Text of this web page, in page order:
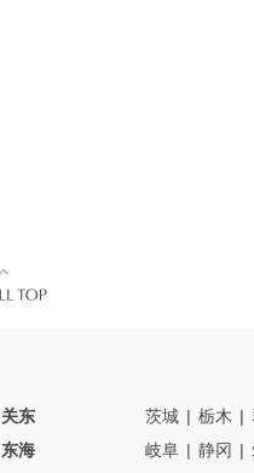
关东 茨城 栃木
东海 岐阜 静冈